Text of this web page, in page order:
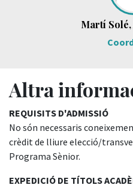
Martí
Altra
REQUISITS D'ADMISSIÓ
No són necessaris
crèdit de lliure elecció/
Programa Sènior.
EXPEDICIÓ DE TÍTOLS